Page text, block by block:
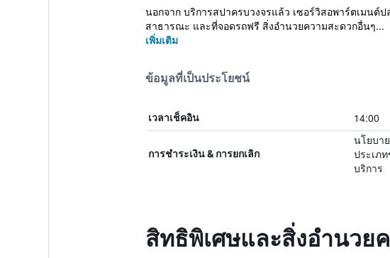
นอกจาก บริการสปาครบวงจรแล้ว เซอร์วิสอพาร์ตเมนต์
สาธารณะ และที่จอดรถฟรี สิ่งอำนวยความสะดวกอื่นๆ...
เพิ่มเติม
ข้อมูลที่เป็นประโยชน์
เวลาเช็คอิน 14:00
การชำระเงิน & การยกเลิก
นโยบา
ประเภ
บริการ
สิทธิพิเศษและสิ่งอำนวย